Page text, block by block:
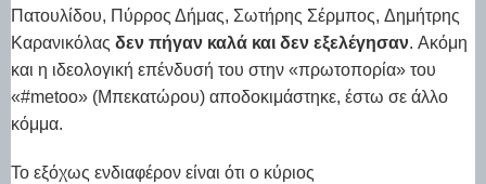
Πατουλίδου, Πύρρος Δήμας, Σωτήρης Σέρμπος, Δημήτρης
Καρανικόλας δεν πήγαν καλά και δεν εξελέγησαν. Aκόμη
και η ιδεολογική επένδυσή του στην «πρωτοπορία» του
«#metoo» (Μπεκατώρου) αποδοκιμάστηκε, έστω σε άλλο
κόμμα.
Το εξόχως ενδιαφέρον είναι ότι ο κύριος